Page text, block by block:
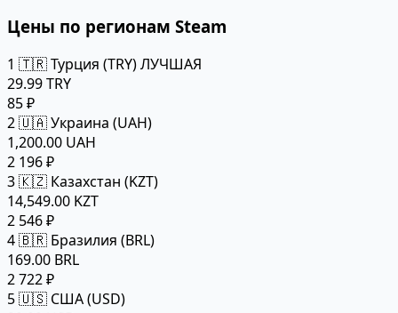
Цены по регионам Steam
1 🇹🇷 Турция (TRY)ЛУЧШАЯ
29.99 TRY
85 ₽
2🇺🇦 Украина (UAH)
1,200.00 UAH
2 196 ₽
3🇰🇿 Казахстан (KZT)
14,549.00 KZT
2 546 ₽
4🇧🇷 Бразилия (BRL)
169.00 BRL
2 722 ₽
5🇺🇸 США (USD)